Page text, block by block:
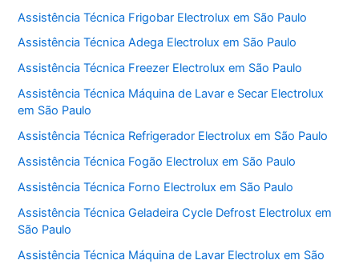
Assistência Técnica Frigobar Electrolux em São Paulo
Assistência Técnica Adega Electrolux em São Paulo
Assistência Técnica Freezer Electrolux em São Paulo
Assistência Técnica Máquina de Lavar e Secar Electrolux
em São Paulo
Assistência Técnica Refrigerador Electrolux em São Paulo
Assistência Técnica Fogão Electrolux em São Paulo
Assistência Técnica Forno Electrolux em São Paulo
Assistência Técnica Geladeira Cycle Defrost Electrolux em
São Paulo
Assistência Técnica Máquina de Lavar Electrolux em São